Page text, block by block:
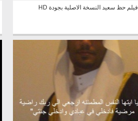
فيلم حظ سعيد النسخة الاصلية بجودة HD